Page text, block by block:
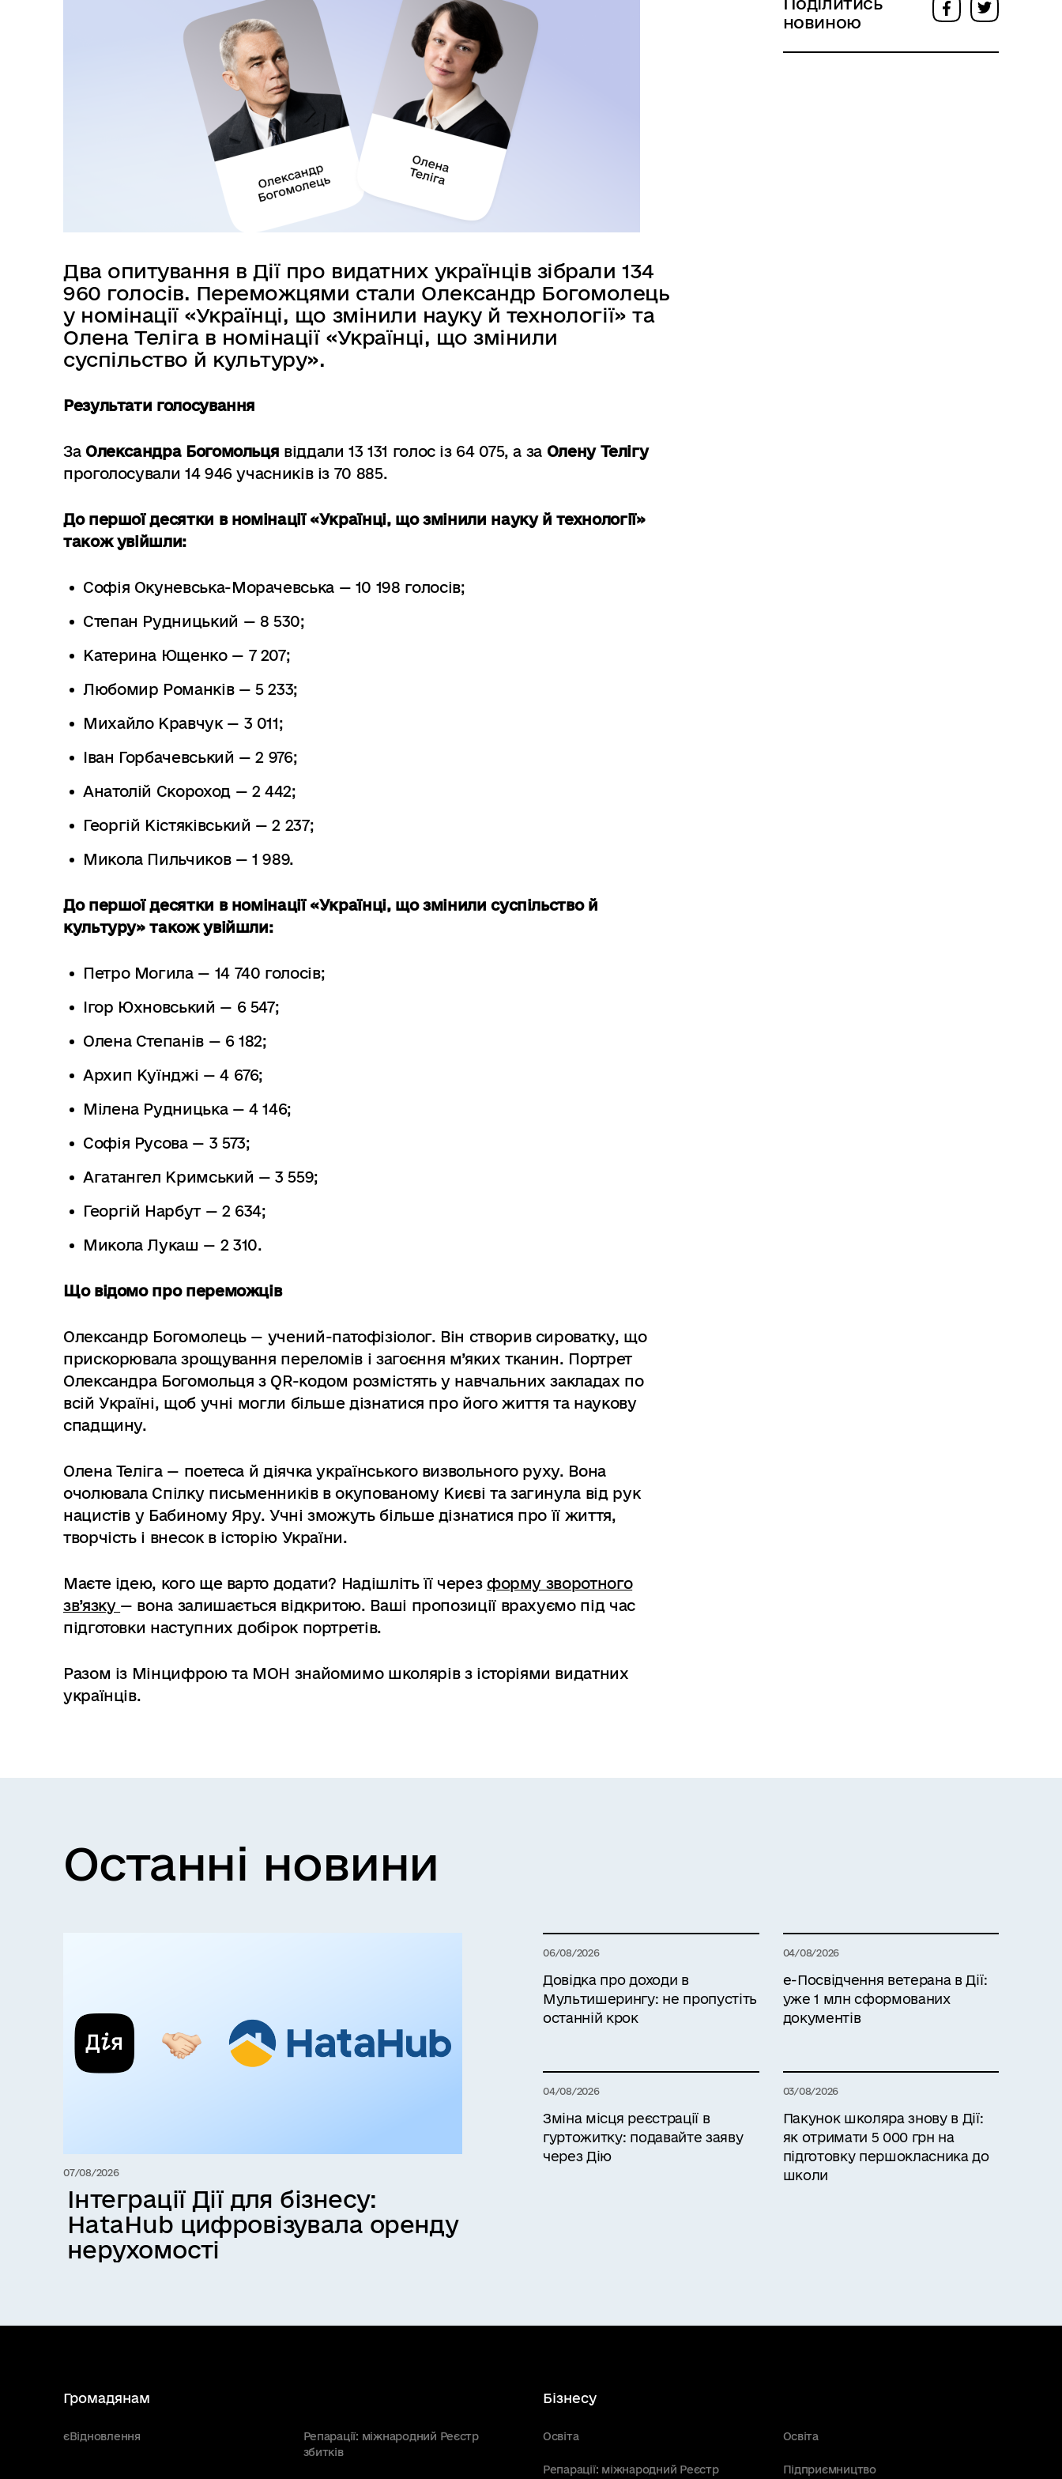
Два опитування в Дії про видатних українців зібрали 134
960 голосів. Переможцями стали Олександр Богомолець
у номінації «Українці, що змінили науку й технології» та
Олена Теліга в номінації «Українці, що змінили
суспільство й культуру».
Результати голосування
За Олександра Богомольця віддали 13 131 голос із 64 075, а за Олену Телігу
проголосували 14 946 учасників із 70 885.
До першої десятки в номінації «Українці, що змінили науку й технології»
також увійшли:
Софія Окуневська-Морачевська — 10 198 голосів;
Степан Рудницький — 8 530;
Катерина Ющенко — 7 207;
Любомир Романків — 5 233;
Михайло Кравчук — 3 011;
Іван Горбачевський — 2 976;
Анатолій Скороход — 2 442;
Георгій Кістяківський — 2 237;
Микола Пильчиков — 1 989.
До першої десятки в номінації «Українці, що змінили суспільство й
культуру» також увійшли:
Петро Могила — 14 740 голосів;
Ігор Юхновський — 6 547;
Олена Степанів — 6 182;
Архип Куїнджі — 4 676;
Мілена Рудницька — 4 146;
Софія Русова — 3 573;
Агатангел Кримський — 3 559;
Георгій Нарбут — 2 634;
Микола Лукаш — 2 310.
Що відомо про переможців
Олександр Богомолець — учений-патофізіолог. Він створив сироватку, що
прискорювала зрощування переломів і загоєння м’яких тканин. Портрет
Олександра Богомольця з QR-кодом розмістять у навчальних закладах по
всій Україні, щоб учні могли більше дізнатися про його життя та наукову
спадщину.
Олена Теліга — поетеса й діячка українського визвольного руху. Вона
очолювала Спілку письменників в окупованому Києві та загинула від рук
нацистів у Бабиному Яру. Учні зможуть більше дізнатися про її життя,
творчість і внесок в історію України.
Маєте ідею, кого ще варто додати? Надішліть її через форму зворотного
зв’язку — вона залишається відкритою. Ваші пропозиції врахуємо під час
підготовки наступних добірок портретів.
Разом із Мінцифрою та МОН знайомимо школярів з історіями видатних
українців.
новиною
Останні новини
07/08/2026
Інтеграції Дії для бізнесу:
HataHub цифровізувала оренду
нерухомості
06/08/2026
Довідка про доходи в
Мультишерингу: не пропустіть
останній крок
04/08/2026
е-Посвідчення ветерана в Дії:
уже 1 млн сформованих
документів
04/08/2026
Зміна місця реєстрації в
гуртожитку: подавайте заяву
через Дію
03/08/2026
Пакунок школяра знову в Дії:
як отримати 5 000 грн на
підготовку першокласника до
школи
Громадянам
єВідновлення
Репарації: міжнародний Реєстр
збитків
Бізнесу
Освіта Освіта
Репарації: міжнародний Реєстр Підприємництво